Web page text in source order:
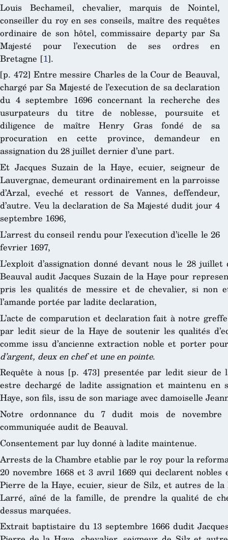
Louis Bechameil, chevalier, marquis de Nointel,
conseiller du roy en ses conseils, maître des requêtes
ordinaire de son hôtel, commissaire departy par Sa
Majesté pour l’execution de ses ordres en
Bretagne [1].
[p. 472] Entre messire Charles de la Cour de Beauval,
chargé par Sa Majesté de l’execution de sa declaration
du 4 septembre 1696 concernant la recherche des
usurpateurs du titre de noblesse, poursuite et
diligence de maître Henry Gras fondé de sa
procuration en cette province, demandeur en
assignation du 28 juillet dernier d’une part.
Et Jacques Suzain de la Haye, ecuier, seigneur de
Lauvergnac, demeurant ordinairement en la parroisse
d’Arzal, eveché et ressort de Vannes, deffendeur,
d’autre. Veu la declaration de Sa Majesté dudit jour 4
septembre 1696,
L’arrest du conseil rendu pour l’execution d’icelle le 26
fevrier 1697,
L’exploit d’assignation donné devant nous le 28
Beauval audit Jacques Suzain de la Haye pour
pris les qualités de messire et de chevalier, si non
l’amande portée par ladite declaration,
L’acte de comparution et declaration fait à notre
par ledit sieur de la Haye de soutenir les qualités
comme issu d’ancienne extraction noble et porter
d’argent, deux en chef et une en pointe.
Requête à nous [p. 473] presentée par ledit sieur de
estre dechargé de ladite assignation et maintenu en
Haye, son fils, issu de son mariage avec damoiselle
Notre ordonnance du 7 dudit mois de
communiquée audit de Beauval.
Consentement par luy donné à ladite maintenue.
Arrests de la Chambre etablie par le roy pour la
20 novembre 1668 et 3 avril 1669 qui declarent nobles
Pierre de la Haye, ecuier, sieur de Silz, et autres de
Larré, aîné de la famille, de prendre la qualité de
dessus marquées.
Extrait baptistaire du 13 septembre 1666 dudit